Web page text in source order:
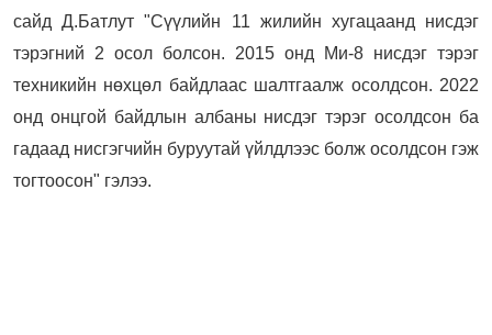
сайд Д.Батлут "Сүүлийн 11 жилийн хугацаанд нисдэг
тэрэгний 2 осол болсон. 2015 онд Ми-8 нисдэг тэрэг
техникийн нөхцөл байдлаас шалтгаалж осолдсон. 2022
онд онцгой байдлын албаны нисдэг тэрэг осолдсон ба
гадаад нисгэгчийн буруутай үйлдлээс болж осолдсон гэж
тогтоосон" гэлээ.